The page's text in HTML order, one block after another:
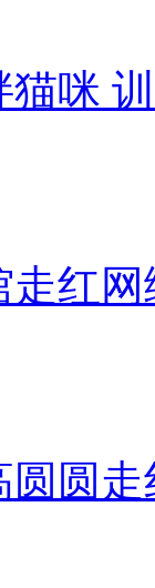
咪
走红网
圆圆走